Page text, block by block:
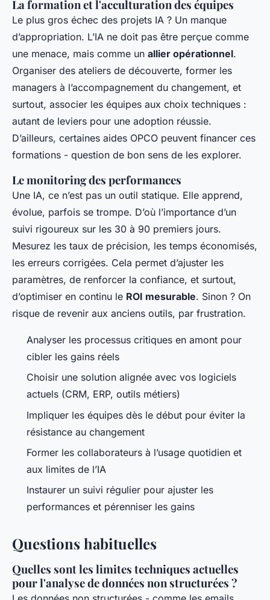
La formation et l'acculturation des équipes
Le plus gros échec des projets IA ? Un manque
d’appropriation. L’IA ne doit pas être perçue comme
une menace, mais comme un allier opérationnel.
Organiser des ateliers de découverte, former les
managers à l’accompagnement du changement, et
surtout, associer les équipes aux choix techniques :
autant de leviers pour une adoption réussie.
D’ailleurs, certaines aides OPCO peuvent financer ces
formations - question de bon sens de les explorer.
Le monitoring des performances
Une IA, ce n’est pas un outil statique. Elle apprend,
évolue, parfois se trompe. D’où l’importance d’un
suivi rigoureux sur les 30 à 90 premiers jours.
Mesurez les taux de précision, les temps économisés,
les erreurs corrigées. Cela permet d’ajuster les
paramètres, de renforcer la confiance, et surtout,
d’optimiser en continu le ROI mesurable. Sinon ? On
risque de revenir aux anciens outils, par frustration.
Analyser les processus critiques en amont pour
cibler les gains réels
Choisir une solution alignée avec vos logiciels
actuels (CRM, ERP, outils métiers)
Impliquer les équipes dès le début pour éviter la
résistance au changement
Former les collaborateurs à l’usage quotidien et
aux limites de l’IA
Instaurer un suivi régulier pour ajuster les
performances et pérenniser les gains
Questions habituelles
Quelles sont les limites techniques actuelles
pour l'analyse de données non structurées ?